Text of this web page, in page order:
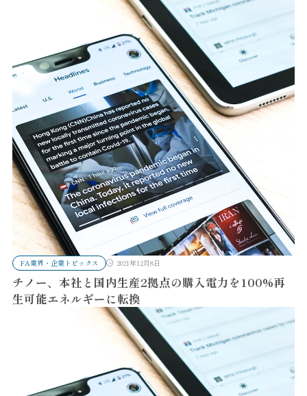
FA業界・企業トピックス 2021年12月8日
チノー、本社と国内生産2拠点の購入電力を100%再
生可能エネルギーに転換